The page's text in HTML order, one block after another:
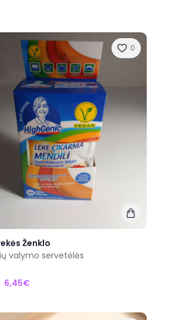
0
Ženklo
valymo servetėlės
6,45€